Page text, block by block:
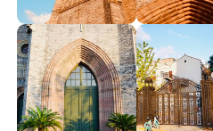
者墙边拍照，但是没有办
来的话，就可以进去参观或
们唱歌，都是不错的安静下